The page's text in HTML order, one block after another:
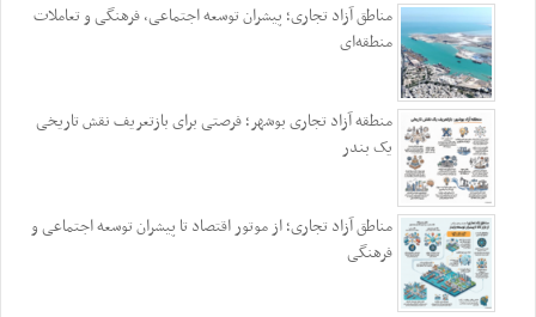
مناطق آزاد تجاری؛ پیشران توسعه اجتماعی، فرهنگی و تعاملات
منطقه‌ای
منطقه آزاد تجاری بوشهر؛ فرصتی برای بازتعریف نقش تاریخی
یک بندر
مناطق آزاد تجاری؛ از موتور اقتصاد تا پیشران توسعه اجتماعی و
فرهنگی